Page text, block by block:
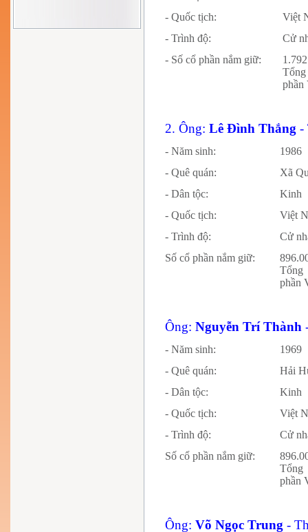
- Quốc tịch:
- Trình độ:
Cử
- Số cổ phần nắm giữ:
phần
2. Ông: Lê Đình Thắng-
- Năm sinh:
1986
- Quê quán:
Xã
- Dân tộc:
Kinh
- Quốc tịch:
Việt
- Trình độ:
Cử
Số cổ phần nắm giữ:
Tổng
phần
Ông: Nguyễn Trí Thành
- Năm sinh:
1969
- Quê quán:
Hải
- Dân tộc:
Kinh
- Quốc tịch:
Việt
- Trình độ:
Cử
Số cổ phần nắm giữ:
Tổng
phần
Ông: Võ Ngọc Trung-